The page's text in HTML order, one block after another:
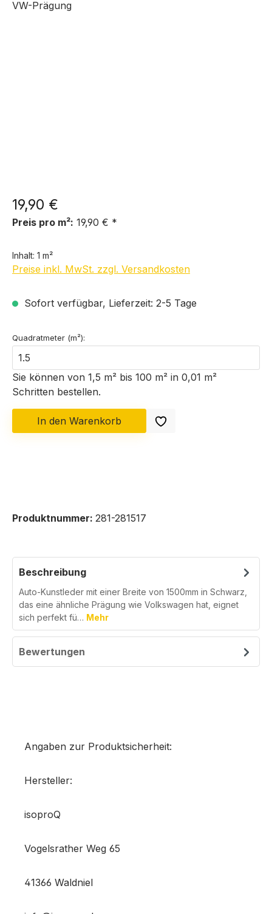
19,90 €
Preis pro m²: 19,90 € *
Inhalt: 1 m²
Preise inkl. MwSt. zzgl. Versandkosten
Sofort verfügbar, Lieferzeit: 2-5 Tage
Quadratmeter (m²):
Sie können von 1,5 m² bis 100 m² in 0,01 m²
Schritten bestellen.
In den Warenkorb
Produktnummer: 281-281517
Beschreibung
Auto-Kunstleder mit einer Breite von 1500mm in Schwarz,
das eine ähnliche Prägung wie Volkswagen hat, eignet
sich perfekt fü… Mehr
Bewertungen
Angaben zur Produktsicherheit:
Hersteller:
isoproQ
Vogelsrather Weg 65
41366 Waldniel